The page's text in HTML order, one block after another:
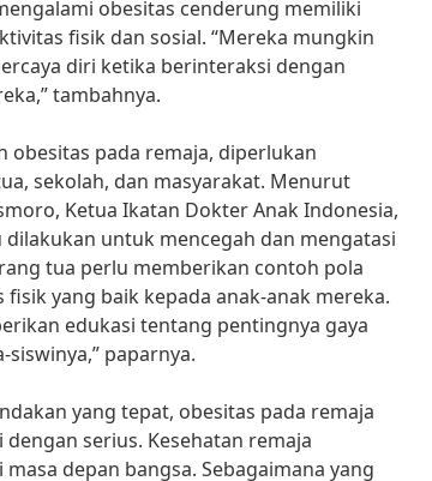
obesitas cenderung memiliki
fisik dan sosial. “Mereka mungkin
diri ketika berinteraksi dengan
tambahnya.
obesitas pada remaja, diperlukan
sekolah, dan masyarakat. Menurut
Ketua Ikatan Dokter Anak Indonesia,
untuk mencegah dan mengatasi
tua perlu memberikan contoh pola
yang baik kepada anak-anak mereka.
edukasi tentang pentingnya gaya
paparnya.
yang tepat, obesitas pada remaja
serius. Kesehatan remaja
depan bangsa. Sebagaimana yang